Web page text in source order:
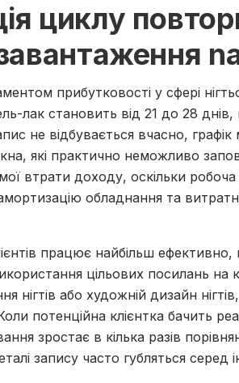
циклу
прибутковості у сфері
лак становить від 21 до 28 днів,
не відбувається вчасно,
які практично неможливо
втрати доходу, оскільки
обладнання та
працює найбільш
цільових посилань на
нігтів або художній дизайн
потенційна клієнтка бачить
зростає в кілька разів
запису часто губляться серед